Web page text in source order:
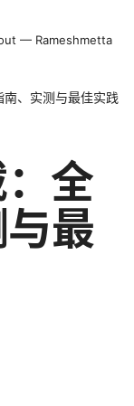
— Rameshmetta
、实测与最佳实践
全
最